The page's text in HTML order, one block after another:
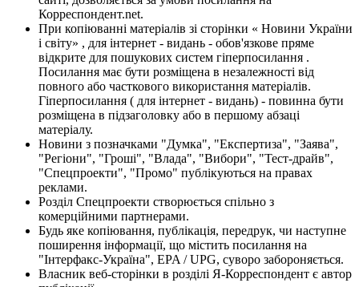
Корреспондент.net.
При копіюванні матеріалів зі сторінки « Новини України
і світу» , для інтернет - видань - обов'язкове пряме
відкрите для пошукових систем гіперпосилання .
Посилання має бути розміщена в незалежності від
повного або часткового використання матеріалів.
Гіперпосилання ( для інтернет - видань) - повинна бути
розміщена в підзаголовку або в першому абзаці
матеріалу.
Новини з позначками "Думка", "Експертиза", "Заява",
"Регіони", "Гроші", "Влада", "Вибори", "Тест-драйв",
"Спецпроекти", "Промо" публікуються на правах
реклами.
Розділ Спецпроекти створюється спільно з
комерційними партнерами.
Будь яке копіювання, публікація, передрук, чи наступне
поширення інформації, що містить посилання на
"Інтерфакс-Україна", EPA / UPG, суворо забороняється.
Власник веб-сторінки в розділі Я-Корреспондент є автор